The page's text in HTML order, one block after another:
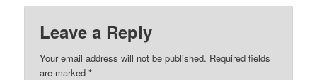
Leave a Reply
Your email address will not be published. Required fields
are marked*